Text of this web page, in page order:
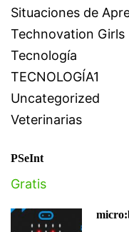
Situaciones de
Technovation Girls
Tecnología
TECNOLOGÍA1
Uncategorized
Veterinarias
PSeInt
Gratis